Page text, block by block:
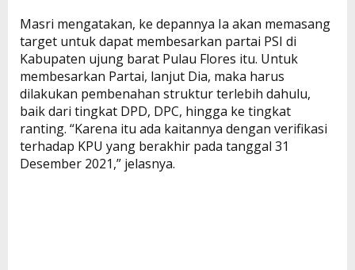
Masri mengatakan, ke depannya Ia akan memasang
target untuk dapat membesarkan partai PSI di
Kabupaten ujung barat Pulau Flores itu. Untuk
membesarkan Partai, lanjut Dia, maka harus
dilakukan pembenahan struktur terlebih dahulu,
baik dari tingkat DPD, DPC, hingga ke tingkat
ranting. “Karena itu ada kaitannya dengan verifikasi
terhadap KPU yang berakhir pada tanggal 31
Desember 2021,” jelasnya.